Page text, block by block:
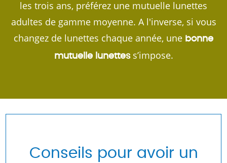
les trois ans, préférez une mutuelle lunettes
adultes de gamme moyenne. A l'inverse, si vous
changez de lunettes chaque année, une bonne
mutuelle lunettess’impose.
Conseils pour avoir un